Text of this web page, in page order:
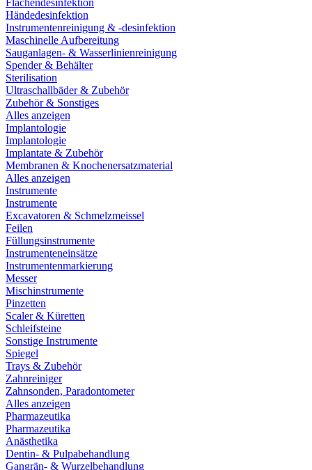
Flächendesinfektion
Händedesinfektion
Instrumentenreinigung & -desinfektion
Maschinelle Aufbereitung
Sauganlagen- & Wasserlinienreinigung
Spender & Behälter
Sterilisation
Ultraschallbäder & Zubehör
Zubehör & Sonstiges
Alles anzeigen
Implantologie
Implantologie
Implantate & Zubehör
Membranen & Knochenersatzmaterial
Alles anzeigen
Instrumente
Instrumente
Excavatoren & Schmelzmeissel
Feilen
Füllungsinstrumente
Instrumenteneinsätze
Instrumentenmarkierung
Messer
Mischinstrumente
Pinzetten
Scaler & Küretten
Schleifsteine
Sonstige Instrumente
Spiegel
Trays & Zubehör
Zahnreiniger
Zahnsonden, Paradontometer
Alles anzeigen
Pharmazeutika
Pharmazeutika
Anästhetika
Dentin- & Pulpabehandlung
Gangrän- & Wurzelbehandlung